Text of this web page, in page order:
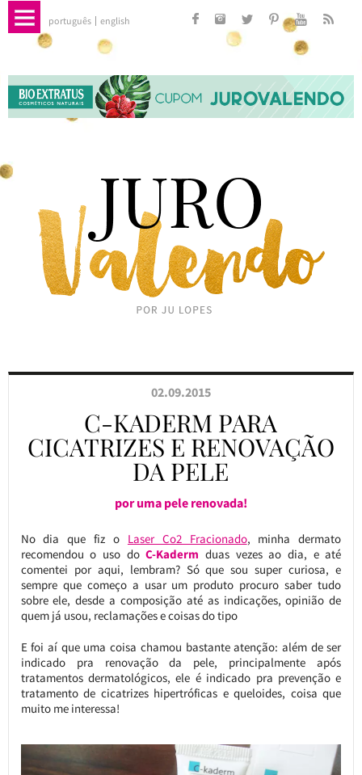
português english
02.09.2015
C-KADERM PARA
CICATRIZES E RENOVAÇÃO
DA PELE
por uma pele renovada!
No dia que fiz o Laser Co2 Fracionado, minha dermato
recomendou o uso doC-Kaderm duas vezes ao dia, e até
comentei por aqui, lembram? Só que sou super curiosa, e
sempre que começo a usar um produto procuro saber tudo
sobre ele, desde a composição até as indicações, opinião de
quem já usou, reclamações e coisas do tipo
E foi aí que uma coisa chamou bastante atenção: além de ser
indicado pra renovação da pele, principalmente após
tratamentos dermatológicos, ele é indicado pra prevenção e
tratamento de cicatrizes hipertróficas e queloides, coisa que
muito me interessa!